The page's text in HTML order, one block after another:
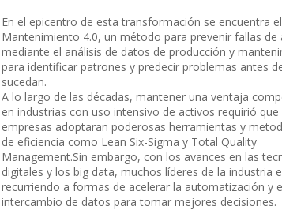
En el epicentro de esta transformación se encuentra el
Mantenimiento 4.0, un método para prevenir fallas de
mediante el análisis de datos de producción y
para identificar patrones y predecir problemas antes
sucedan.
A lo largo de las décadas, mantener una ventaja
en industrias con uso intensivo de activos requirió que
empresas adoptaran poderosas herramientas y
de eficiencia como Lean Six-Sigma y Total Quality
Management.Sin embargo, con los avances en las
digitales y los big data, muchos líderes de la industria
recurriendo a formas de acelerar la automatización y
intercambio de datos para tomar mejores decisiones.